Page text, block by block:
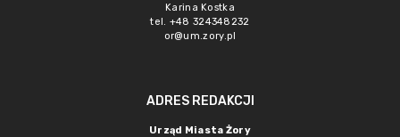
Karina Kostka
tel. +48 324348232
or@um.zory.pl
ADRES REDAKCJI
Urząd Miasta Żory